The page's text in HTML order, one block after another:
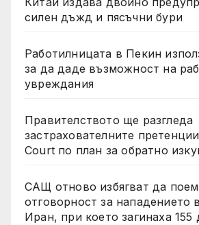
силен дъжд и пясъчни бури
Работилницата в Пекин
за да даде възможност на
увреждания
Правителството ще разгледа
застрахователните
Court по план за обратно
САЩ отново избягват да
отговорност за нападението
Иран, при което загинаха